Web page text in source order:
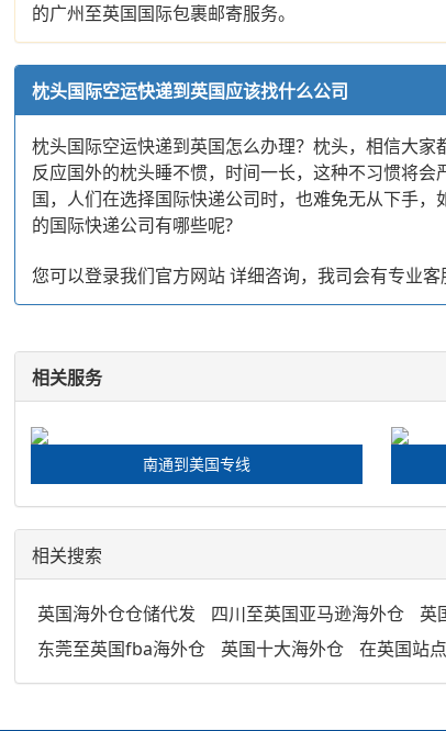
的广州至英国国际包裹邮寄服务。
枕头国际空运快递到英国应该找什么公司
枕头国际空运快递到英国怎么办理？枕头，相信大
反应国外的枕头睡不惯，时间一长，这种不习惯将
国，人们在选择国际快递公司时，也难免无从下手
的国际快递公司有哪些呢?
您可以登录我们官方网站 详细咨询，我司会有专业
相关服务
南通到美国专线
相关搜索
英国海外仓仓储代发 四川至英国亚马逊海外仓 英
东莞至英国fba海外仓
英国十大海外仓 在英国站